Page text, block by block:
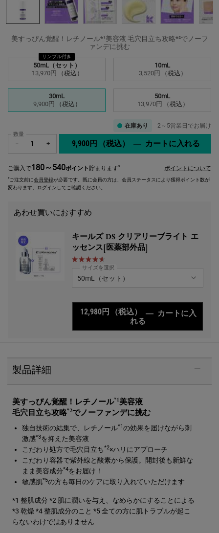
美すっぴん覚醒！レチノール*¹美容液 毛穴目立ち攻略*²でノーフ
ァンデに挑む
選択済み
50mL（セット）
13,970円
（税込）
サンプル付き
選択済み
10mL
3,520円
（税込）
選択済み
30mL
9,900円
（税込） 選択済み
50mL
13,970円
（税込）
在庫あり 2～5営業日でお届け
数量
+ 9,900円 （税込） ― カートに入れる
ご購入で180～540ポイント貯まります* ポイントについて
*ご注文前に会員登録が必要です。既に会員の方は、会員ステータスにより獲得ポイント数が
変わります。
ログイン してご確認ください。
あわせ買いにおすすめ
キールズ DS クリアリーブライト エ
ッセンス[医薬部外品]
サイズを選択
12,980円 （税込） ― カートに入
れる
製品詳細
美すっぴん覚醒！レチノール*1美容液
毛穴目立ち攻略*2でノーファンデに挑む
独自技術の結集で、レチノール*1の効果を届けながら刺
激感*3を抑えた美容液
こだわり処方で毛穴目立ち*2×ハリにアプローチ
こだわり容器で紫外線と酸素から保護。開封後も新鮮な
まま美容成分*4をお届け！
敏感肌*5の方も毎日のケアに取り入れていただけます
*1 整肌成分 *2 肌に潤いを与え、なめらかにすることによる
*3 乾燥 *4 整肌成分のこと *5 全ての方に肌トラブルが起こ
らないわけではありません